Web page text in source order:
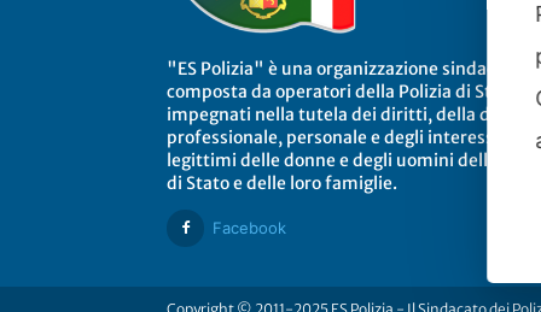
"ES Polizia" è una organizzazione sindacale
composta da operatori della Polizia di Stato
impegnati nella tutela dei diritti, della dignità
professionale, personale e degli interessi
legittimi delle donne e degli uomini della
di Stato e delle loro famiglie.
Facebook